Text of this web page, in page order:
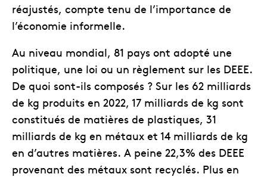
réajustés, compte tenu de l’importance de
l’économie informelle.
Au niveau mondial, 81 pays ont adopté une
politique, une loi ou un règlement sur les DEEE.
De quoi sont-ils composés ? Sur les 62 milliards
de kg produits en 2022, 17 milliards de kg sont
constitués de matières de plastiques, 31
milliards de kg en métaux et 14 milliards de kg
en d’autres matières. A peine 22,3% des DEEE
provenant des métaux sont recyclés. Plus en